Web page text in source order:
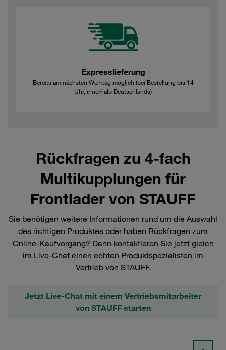
Expresslieferung
Bereits am nächsten Werktag möglich (bei Bestellung bis 14
Uhr, innerhalb Deutschlands)
Rückfragen zu 4-fach
Multikupplungen für
Frontlader von STAUFF
Sie benötigen weitere Informationen rund um die Auswahl
des richtigen Produktes oder haben Rückfragen zum
Online-Kaufvorgang? Dann kontaktieren Sie jetzt gleich
im Live-Chat einen echten Produktspezialisten im
Vertrieb von STAUFF.
Jetzt Live-Chat mit einem Vertriebsmitarbeiter
von STAUFF starten